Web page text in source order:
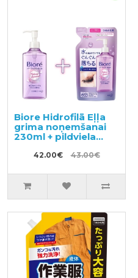
Biore Hidrofilā Eļļa
grima noņemšanai
230ml + pildviela
42.00€ 43.00€